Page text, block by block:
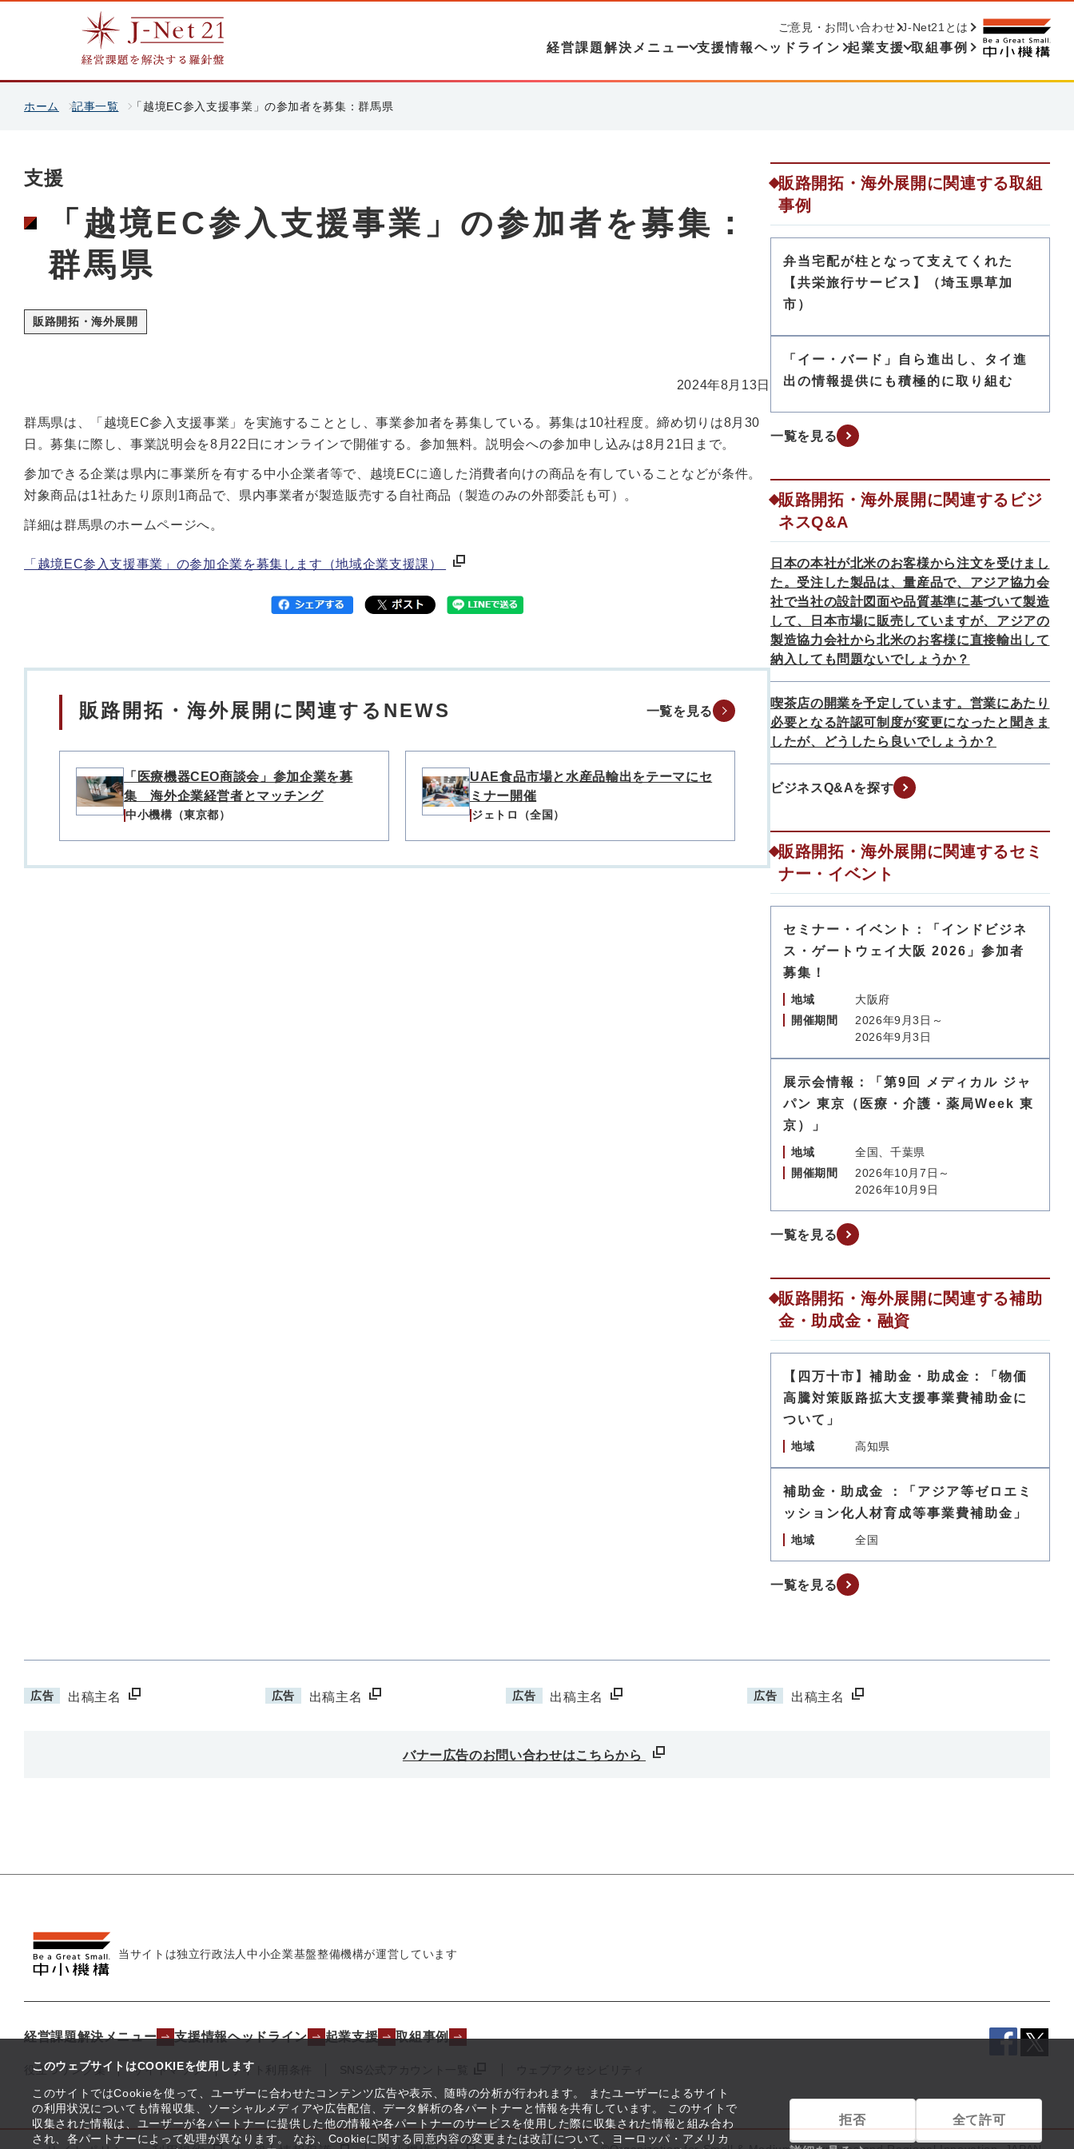
このウェブサイトはCOOKIEを使用します
このサイトではCookieを使って、ユーザーに合わせたコンテンツ広告や表示、随時の分析が行われます。 またユーザーによるサイト
の利用状況についても情報収集、ソーシャルメディアや広告配信、データ解析の各パートナーと情報を共有しています。 このサイトで
収集された情報は、ユーザーが各パートナーに提供した他の情報や各パートナーのサービスを使用した際に収集された情報と組み合わ
され、各パートナーによって処理が異なります。 なお、Cookieに関する同意内容の変更または改訂について、ヨーロッパ・アメリカ
拒否 全て許可
経営課題解決メニュー 支援情報ヘッドライン 起業支援 取組事例
ご意見・お問い合わせ J-Net21とは
ホーム 記事一覧 「越境EC参入支援事業」の参加者を募集：群馬県
支援
「越境EC参入支援事業」の参加者を募集：
群馬県
販路開拓・海外展開
2024年8月13日
群馬県は、「越境EC参入支援事業」を実施することとし、事業参加者を募集している。募集は10社程度。締め切りは8月30
日。募集に際し、事業説明会を8月22日にオンラインで開催する。参加無料。説明会への参加申し込みは8月21日まで。
参加できる企業は県内に事業所を有する中小企業者等で、越境ECに適した消費者向けの商品を有していることなどが条件。
対象商品は1社あたり原則1商品で、県内事業者が製造販売する自社商品（製造のみの外部委託も可）。
詳細は群馬県のホームページへ。
「越境EC参入支援事業」の参加企業を募集します（地域企業支援課）
販路開拓・海外展開に関連するNEWS 一覧を見る
「医療機器CEO商談会」参加企業を募
集 海外企業経営者とマッチング
中小機構（東京都）
UAE食品市場と水産品輸出をテーマにセ
ミナー開催
ジェトロ（全国）
販路開拓・海外展開に関連する取組
事例
弁当宅配が柱となって支えてくれた
【共栄旅行サービス】（埼玉県草加
市）
「イー・バード」自ら進出し、タイ進
出の情報提供にも積極的に取り組む
一覧を見る
販路開拓・海外展開に関連するビジ
ネスQ&A
日本の本社が北米のお客様から注文を受けまし
た。受注した製品は、量産品で、アジア協力会
社で当社の設計図面や品質基準に基づいて製造
して、日本市場に販売していますが、アジアの
製造協力会社から北米のお客様に直接輸出して
納入しても問題ないでしょうか？
喫茶店の開業を予定しています。営業にあたり
必要となる許認可制度が変更になったと聞きま
したが、どうしたら良いでしょうか？
ビジネスQ&Aを探す
販路開拓・海外展開に関連するセミ
ナー・イベント
セミナー・イベント：「インドビジネ
ス・ゲートウェイ大阪 2026」参加者
募集！
地域
大阪府
開催期間
2026年9月3日～
2026年9月3日
展示会情報：「第9回 メディカル ジャ
パン 東京（医療・介護・薬局Week 東
京）」
地域
全国、千葉県
開催期間
2026年10月7日～
2026年10月9日
一覧を見る
販路開拓・海外展開に関連する補助
金・助成金・融資
【四万十市】補助金・助成金：「物価
高騰対策販路拡大支援事業費補助金に
ついて」
地域 高知県
補助金・助成金 ：「アジア等ゼロエミ
ッション化人材育成等事業費補助金」
地域 全国
一覧を見る
広告 出稿主名 広告 出稿主名 広告 出稿主名 広告 出稿主名
バナー広告のお問い合わせはこちらから
当サイトは独立行政法人中小企業基盤整備機構が運営しています
経営課題解決メニュー 支援情報ヘッドライン 起業支援 取組事例
役立つリンク集 サイトマップ サイト利用条件